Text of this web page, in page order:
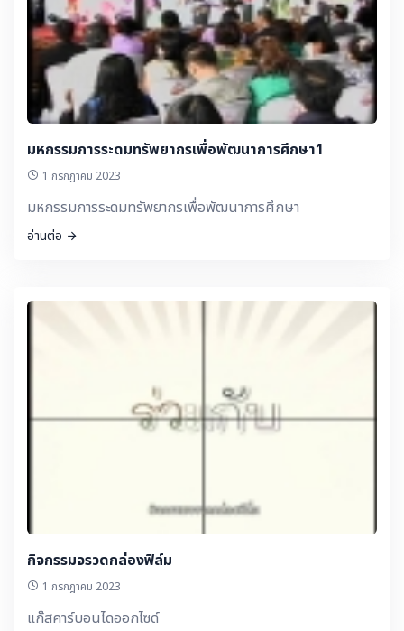
มหกรรมการระดมทรัพยากรเพื่อพัฒนาการศึกษา1
1 กรกฎาคม 2023
มหกรรมการระดมทรัพยากรเพื่อพัฒนาการศึกษา
อ่านต่อ
กิจกรรมจรวดกล่องฟิล์ม
1 กรกฎาคม 2023
แก๊สคาร์บอนไดออกไซด์